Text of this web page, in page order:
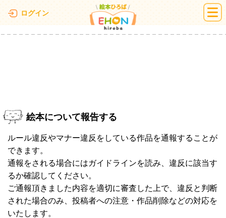
ログイン 絵本ひろば
絵本について報告する
ルール違反やマナー違反をしている作品を通報することが
できます。
通報をされる場合にはガイドラインを読み、違反に該当す
るか確認してください。
ご通報頂きました内容を適切に審査した上で、違反と判断
された場合のみ、投稿者への注意・作品削除などの対応を
いたします。